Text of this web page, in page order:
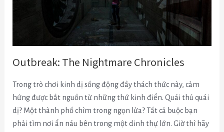
Outbreak: The Nightmare Chronicles
Trong trò chơi kinh dị sống động đầy thách thức này, cảm
hứng được bắt nguồn từ những thứ kinh điển. Quái thú quái
dị? Một thành phố chìm trong ngọn lửa? Tất cả buộc bạn
phải tìm nơi ẩn náu bên trong một dinh thự lớn. Giờ thì hãy